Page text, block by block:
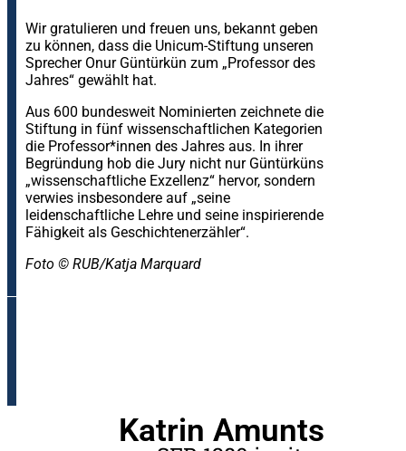
Wir gratulieren und freuen uns, bekannt geben
zu können, dass die Unicum-Stiftung unseren
Sprecher Onur Güntürkün zum „Professor des
Jahres“ gewählt hat.
Aus 600 bundesweit Nominierten zeichnete die
Stiftung in fünf wissenschaftlichen Kategorien
die Professor*innen des Jahres aus. In ihrer
Begründung hob die Jury nicht nur Güntürküns
„wissenschaftliche Exzellenz“ hervor, sondern
verwies insbesondere auf „seine
leidenschaftliche Lehre und seine inspirierende
Fähigkeit als Geschichtenerzähler“.
Foto © RUB/Katja Marquard
Katrin Amunts